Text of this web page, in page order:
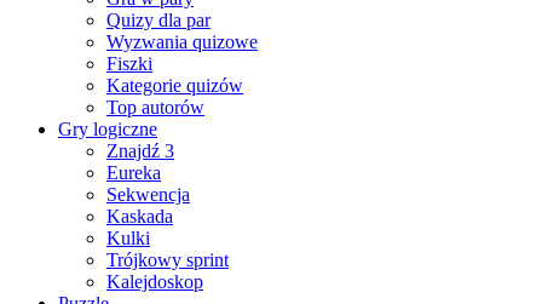
Quizy dla par
Wyzwania quizowe
Fiszki
Kategorie quizów
Top autorów
Gry logiczne
Znajdź 3
Eureka
Sekwencja
Kaskada
Kulki
Trójkowy sprint
Kalejdoskop